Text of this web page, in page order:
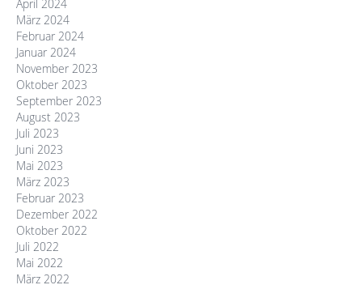
April 2024
März 2024
Februar 2024
Januar 2024
November 2023
Oktober 2023
September 2023
August 2023
Juli 2023
Juni 2023
Mai 2023
März 2023
Februar 2023
Dezember 2022
Oktober 2022
Juli 2022
Mai 2022
März 2022